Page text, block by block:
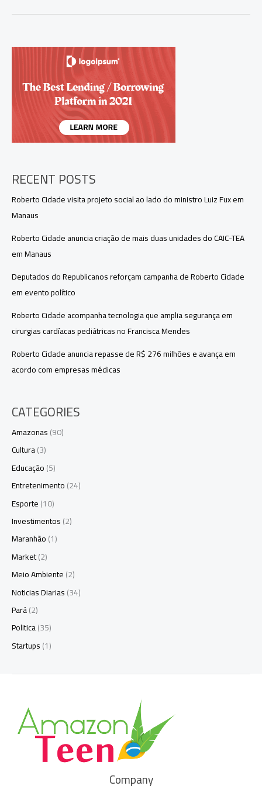
empréstimo
milhões
empreendedores
RECENT POSTS
Roberto Cidade visita projeto social ao lado do ministro Luiz Fux em
Manaus
Roberto Cidade anuncia criação de mais duas unidades do CAIC-TEA
em Manaus
Deputados do Republicanos reforçam campanha de Roberto Cidade
em evento político
Roberto Cidade acompanha tecnologia que amplia segurança em
cirurgias cardíacas pediátricas no Francisca Mendes
Roberto Cidade anuncia repasse de R$ 276 milhões e avança em
acordo com empresas médicas
CATEGORIES
Amazonas(90)
Cultura(3)
Educação(5)
Entretenimento(24)
Esporte(10)
Investimentos(2)
Maranhão(1)
Market(2)
Meio Ambiente(2)
Noticias Diarias(34)
Pará(2)
Politica(35)
Startups(1)
Company